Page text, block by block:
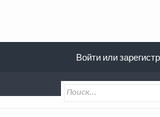
Войти или